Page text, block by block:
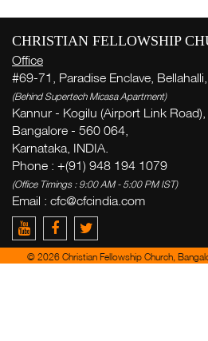
CHRISTIAN FELLOWSHIP
Office
#69-71, Paradise Enclave, Bellahalli,
(Behind Supertech Micasa Apartment)
Kannur - Kogilu (Airport Link Road),
Bangalore - 560 064,
Karnataka, INDIA.
Phone : +(91) 948 194 1079
(Office Timings : 9:00 AM - 5:00 PM IST)
Email : cfc@cfcindia.com
© 2026 Christian Fellowship Church,